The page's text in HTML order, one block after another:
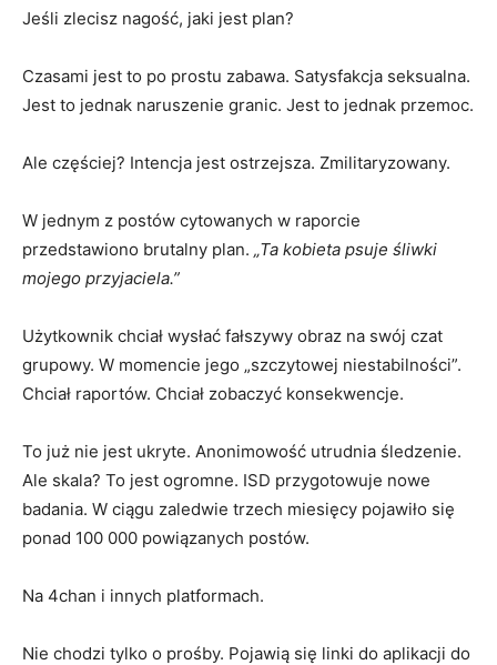
Jeśli zlecisz nagość, jaki jest plan?
Czasami jest to po prostu zabawa. Satysfakcja seksualna.
Jest to jednak naruszenie granic. Jest to jednak przemoc.
Ale częściej? Intencja jest ostrzejsza. Zmilitaryzowany.
W jednym z postów cytowanych w raporcie
przedstawiono brutalny plan. „Ta kobieta psuje śliwki
mojego przyjaciela.”
Użytkownik chciał wysłać fałszywy obraz na swój czat
grupowy. W momencie jego „szczytowej niestabilności”.
Chciał raportów. Chciał zobaczyć konsekwencje.
To już nie jest ukryte. Anonimowość utrudnia śledzenie.
Ale skala? To jest ogromne. ISD przygotowuje nowe
badania. W ciągu zaledwie trzech miesięcy pojawiło się
ponad 100 000 powiązanych postów.
Na 4chan i innych platformach.
Nie chodzi tylko o prośby. Pojawią się linki do aplikacji do